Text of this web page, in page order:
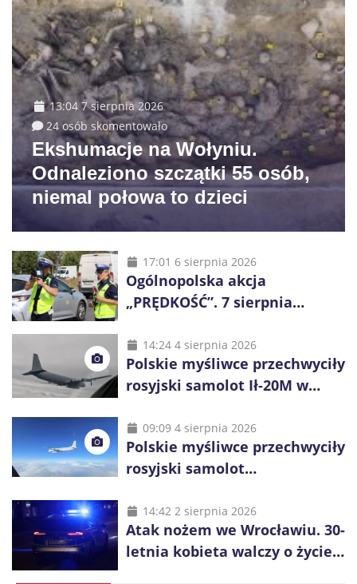
13:04 7 sierpnia 2026
24 osób skomentowało
Ekshumacje na Wołyniu.
Odnaleziono szczątki 55 osób,
niemal połowa to dzieci
17:01 6 sierpnia 2026
Ogólnopolska akcja
„PRĘDKOŚĆ”. 7 sierpnia
14:24 4 sierpnia 2026
Polskie myśliwce przechwyciły
rosyjski samolot Ił-20M w
09:09 4 sierpnia 2026
Polskie myśliwce przechwyciły
rosyjski samolot
14:42 2 sierpnia 2026
Atak nożem we Wrocławiu. 30-
letnia kobieta walczy o życie,